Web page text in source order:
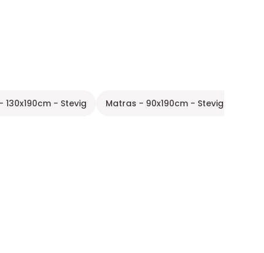
130x190cm - Stevig Matras - 90x190cm - Stevig